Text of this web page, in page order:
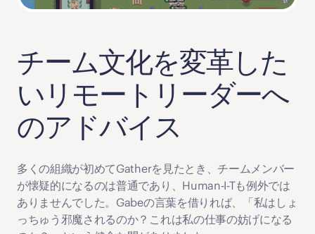
チーム文化を変革した
いリモートリーダーへ
のアドバイス
多くの組織が初めてGatherを見たとき、チームメンバー
が懐疑的になるのは普通であり、Human-I-Tも例外では
ありませんでした。Gabeの言葉を借りれば、「私はしょ
っちゅう邪魔されるのか？これは私の仕事の妨げになる